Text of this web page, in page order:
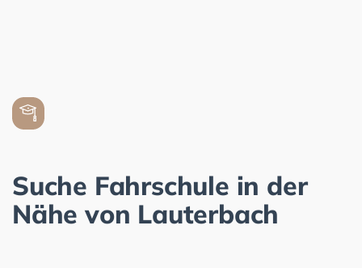
Suche Fahrschule in der
Nähe von Lauterbach